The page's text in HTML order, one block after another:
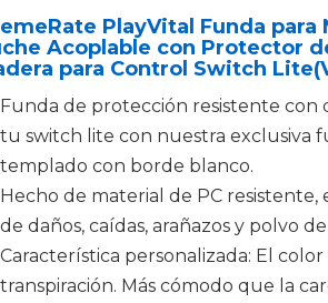
PlayVital Funda
Acoplable con Protector
para Control Switch
Funda de protección resistente con
tu switch lite con nuestra exclusiva
templado con borde blanco.
Hecho de material de PC
de daños, caídas, arañazos y polvo
Característica personalizada: El
transpiración. Más cómodo que la